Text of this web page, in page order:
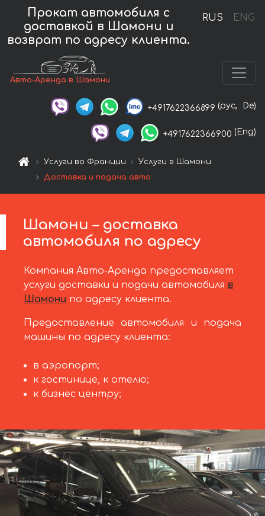
RUS ENG
Прокат автомобиля с
доставкой в Шамони и
возврат по адресу клиента.
Авто-Аренда в Шамони
+4917622366899 (рус, De)
+4917622366900 (Eng)
Услуги во Франции
Услуги в Шамони
Доставка и подача авто
Шамони – доставка
автомобиля по адресу
Компания Авто-Аренда предоставляет
услуги доставки и подачи автомобиля в
Шамони по адресу клиента.
Предоставление автомобиля и подача
машины по адресу клиента:
в аэропорт;
к гостинице, к отелю;
к бизнес центру;